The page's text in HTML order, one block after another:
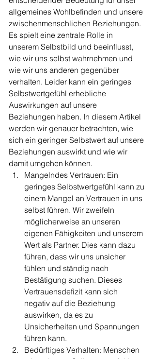
allgemeines Wohlbefinden und unsere
zwischenmenschlichen Beziehungen.
Es spielt eine zentrale Rolle in
unserem Selbstbild und beeinflusst,
wie wir uns selbst wahrnehmen und
wie wir uns anderen gegenüber
verhalten. Leider kann ein geringes
Selbstwertgefühl erhebliche
Auswirkungen auf unsere
Beziehungen haben. In diesem Artikel
werden wir genauer betrachten, wie
sich ein geringer Selbstwert auf unsere
Beziehungen auswirkt und wie wir
damit umgehen können.
Mangelndes Vertrauen: Ein
geringes Selbstwertgefühl kann zu
einem Mangel an Vertrauen in uns
selbst führen. Wir zweifeln
möglicherweise an unseren
eigenen Fähigkeiten und unserem
Wert als Partner. Dies kann dazu
führen, dass wir uns unsicher
fühlen und ständig nach
Bestätigung suchen. Dieses
Vertrauensdefizit kann sich
negativ auf die Beziehung
auswirken, da es zu
Unsicherheiten und Spannungen
führen kann.
Bedürftiges Verhalten: Menschen